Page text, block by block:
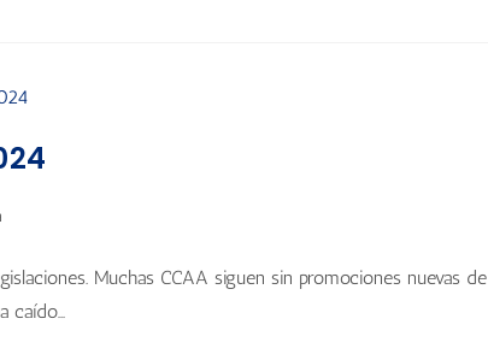
Muchas CCAA siguen sin promociones nuevas de
caído…